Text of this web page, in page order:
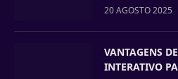
20 AGOSTO 2025
VANTAGENS
INTERATIVO